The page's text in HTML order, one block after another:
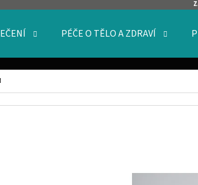
PÉČE O TĚLO A ZDRAVÍ
NAJÍT?